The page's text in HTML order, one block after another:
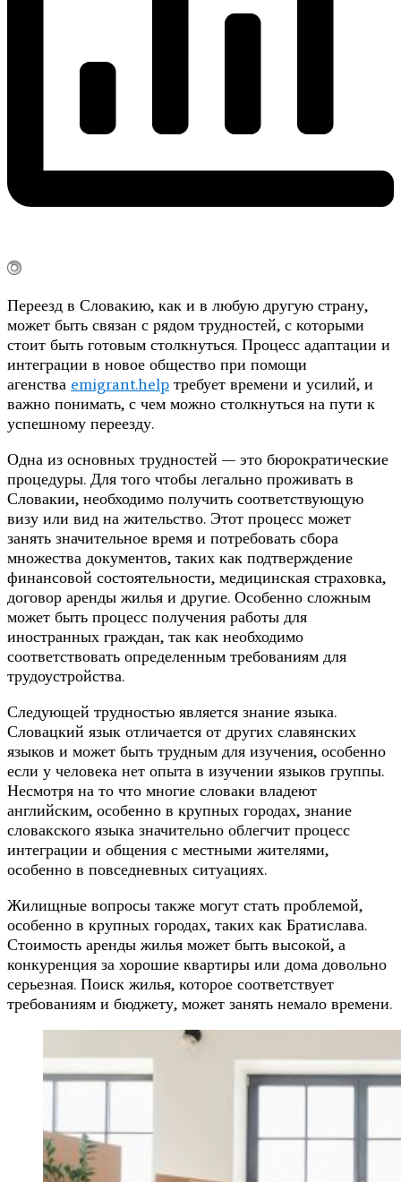
Переезд в Словакию, как и в любую другую страну,
может быть связан с рядом трудностей, с которыми
стоит быть готовым столкнуться. Процесс адаптации и
интеграции в новое общество при помощи
агенства emigrant.help требует времени и усилий, и
важно понимать, с чем можно столкнуться на пути к
успешному переезду.
Одна из основных трудностей — это бюрократические
процедуры. Для того чтобы легально проживать в
Словакии, необходимо получить соответствующую
визу или вид на жительство. Этот процесс может
занять значительное время и потребовать сбора
множества документов, таких как подтверждение
финансовой состоятельности, медицинская страховка,
договор аренды жилья и другие. Особенно сложным
может быть процесс получения работы для
иностранных граждан, так как необходимо
соответствовать определенным требованиям для
трудоустройства.
Следующей трудностью является знание языка.
Словацкий язык отличается от других славянских
языков и может быть трудным для изучения, особенно
если у человека нет опыта в изучении языков группы.
Несмотря на то что многие словаки владеют
английским, особенно в крупных городах, знание
словакского языка значительно облегчит процесс
интеграции и общения с местными жителями,
особенно в повседневных ситуациях.
Жилищные вопросы также могут стать проблемой,
особенно в крупных городах, таких как Братислава.
Стоимость аренды жилья может быть высокой, а
конкуренция за хорошие квартиры или дома довольно
серьезная. Поиск жилья, которое соответствует
требованиям и бюджету, может занять немало времени.